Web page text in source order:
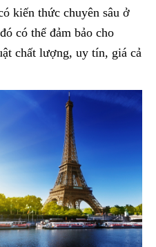
kiến thức chuyên sâu ở
có thể đảm bảo cho
chất lượng, uy tín, giá cả